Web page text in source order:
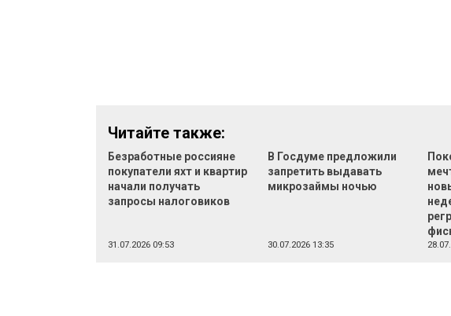
Читайте также:
Безработные россияне
покупатели яхт и квартир
начали получать
запросы налоговиков
31.07.2026 09:53
В Госдуме предложили
запретить выдавать
микрозаймы ночью
30.07.2026 13:35